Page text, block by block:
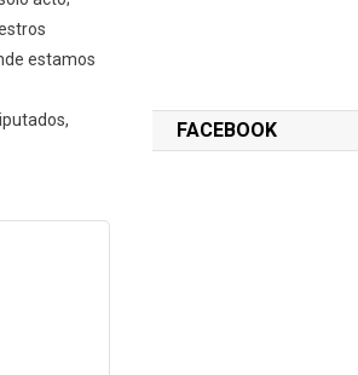
estamos
FACEBOOK